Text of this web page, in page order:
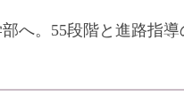
へ。55段階と進路指導